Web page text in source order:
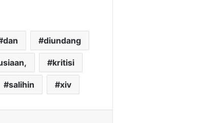
dan diundang
kritisi
salihin xiv